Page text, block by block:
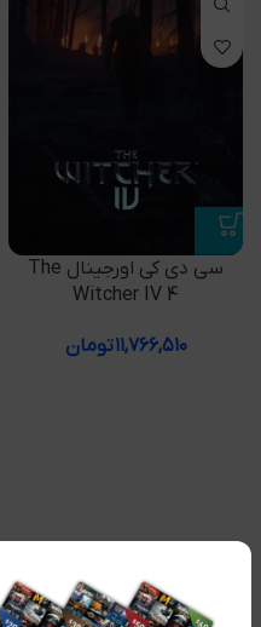
سی دی کی اورجینال The
Witcher IV 4
۱۱,۷۶۶,۵۱۰تومان